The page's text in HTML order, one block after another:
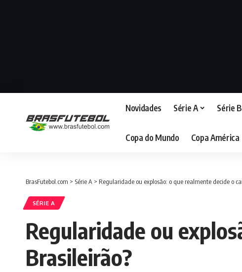
Novidades Série A Série B
Copa do Mundo Copa América
BrasFutebol.com > Série A > Regularidade ou explosão: o que realmente decide o
SÉRIE A
Regularidade ou
Brasileirão?